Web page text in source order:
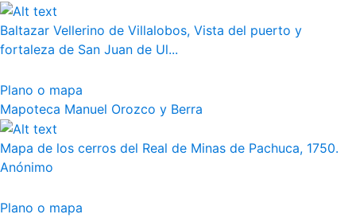
Baltazar Vellerino de Villalobos, Vista del puerto y
fortaleza de San Juan de Ul...
Plano o mapa
Mapoteca Manuel Orozco y Berra
Mapa de los cerros del Real de Minas de Pachuca, 1750.
Anónimo
Plano o mapa